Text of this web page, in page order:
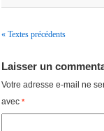
« Textes précédents
Laisser un
Votre adresse e-mail ne
avec *